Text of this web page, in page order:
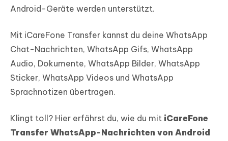
Android-Geräte werden unterstützt.
Mit iCareFone Transfer kannst du deine WhatsApp
Chat-Nachrichten, WhatsApp Gifs, WhatsApp
Audio, Dokumente, WhatsApp Bilder, WhatsApp
Sticker, WhatsApp Videos und WhatsApp
Sprachnotizen übertragen.
Klingt toll? Hier erfährst du, wie du mit iCareFone
Transfer WhatsApp-Nachrichten von Android